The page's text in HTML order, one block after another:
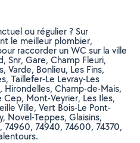
ou régulier ? Sur
le meilleur plombier,
raccorder un WC sur la ville
Snr, Gare, Champ Fleuri,
Varde, Bonlieu, Les Fins,
Taillefer-Le Levray-Les
Hirondelles, Champ-de-Mais,
Mont-Veyrier, Les Iles,
Ville, Vert Bois-Le Pont-
Novel-Teppes, Glaisins,
74940, 74600, 74370,